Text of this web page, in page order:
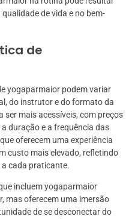
de vida e no bem-
de
yogaparmaior podem variar
do instrutor e do formato da
ser mais acessíveis, com preços
duração e a frequência das
oferecem uma experiência
custo mais elevado, refletindo
cada praticante.
incluem yogaparmaior
mas oferecem uma imersão
de se desconectar do